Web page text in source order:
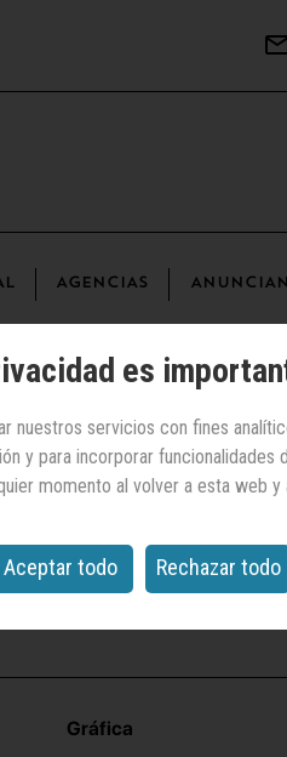
AGENCIAS
| Energía/
Ampgy
Gráfica
es
nuestros servicios con fines
y para incorporar
momento al volver a esta web y
Aceptar todo Rechazar todo